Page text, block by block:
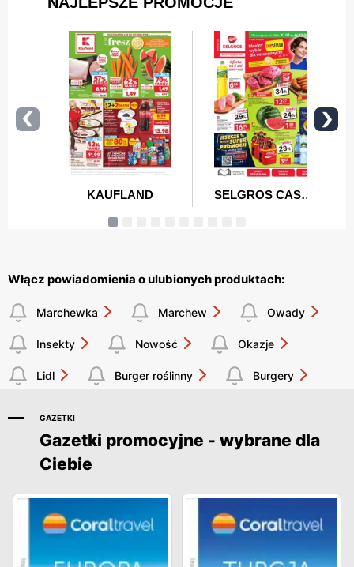
Włącz powiadomienia o ulubionych produktach:
Marchewka Marchew Owady
Insekty Nowość Okazje
Lidl Burger roślinny Burgery
GAZETKI
Gazetki promocyjne - wybrane dla
Ciebie